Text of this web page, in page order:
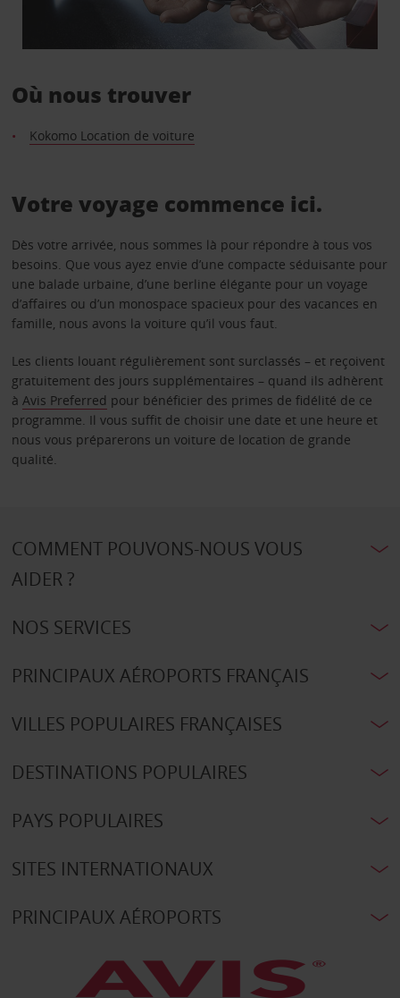
Où nous trouver
Kokomo Location de voiture
Votre voyage commence ici.
Dès votre arrivée, nous sommes là pour répondre à tous vos
besoins. Que vous ayez envie d’une compacte séduisante pour
une balade urbaine, d’une berline élégante pour un voyage
d’affaires ou d’un monospace spacieux pour des vacances en
famille, nous avons la voiture qu’il vous faut.
Les clients louant régulièrement sont surclassés – et reçoivent
gratuitement des jours supplémentaires – quand ils adhèrent
à Avis Preferred pour bénéficier des primes de fidélité de ce
programme. Il vous suffit de choisir une date et une heure et
nous vous préparerons un voiture de location de grande
qualité.
COMMENT POUVONS-NOUS VOUS
AIDER ?
NOS SERVICES
PRINCIPAUX AÉROPORTS FRANÇAIS
VILLES POPULAIRES FRANÇAISES
DESTINATIONS POPULAIRES
PAYS POPULAIRES
SITES INTERNATIONAUX
PRINCIPAUX AÉROPORTS